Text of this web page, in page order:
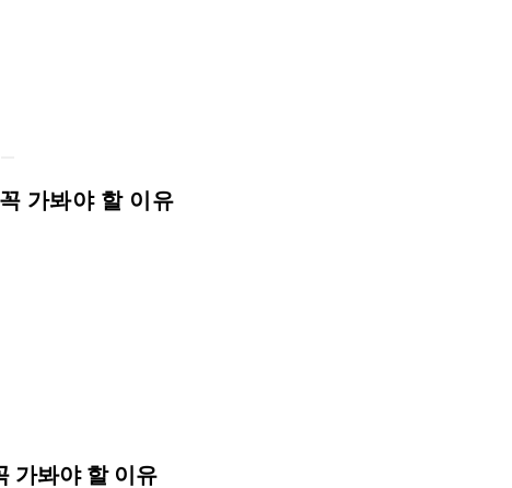
가봐야 할 이유
가봐야 할 이유